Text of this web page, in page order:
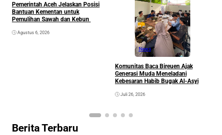
Pemerintah Aceh Jelaskan Posisi
Bantuan Kementan untuk
Pemulihan Sawah dan Kebun
Agustus 6, 2026
News
Komunitas Baca Bireuen Ajak
Generasi Muda Meneladani
Kebesaran Habib Bugak Al-Asyi
Juli 26, 2026
Berita Terbaru